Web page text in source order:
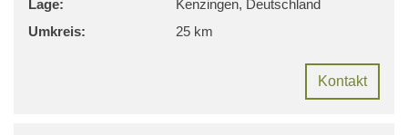
Lage:
Kenzingen, Deutschland
Umkreis:
25 km
Kontakt